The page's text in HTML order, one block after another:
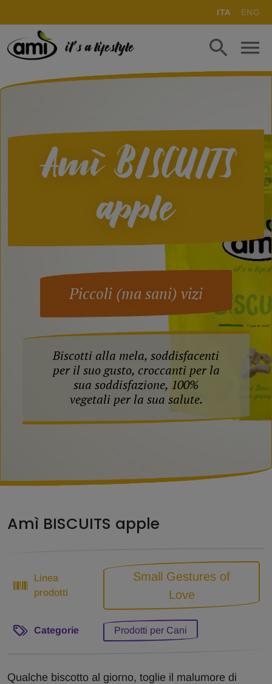
ITA ENG
it's a lifestyle
Amì BISCUITS
apple
Piccoli (ma sani) vizi
Biscotti alla mela, soddisfacenti
per il suo gusto, croccanti per la
sua soddisfazione, 100%
vegetali per la sua salute.
Amì BISCUITS apple
Linea
prodotti
Small Gestures of
Love
Categorie Prodotti per Cani
Qualche biscotto al giorno, toglie il malumore di